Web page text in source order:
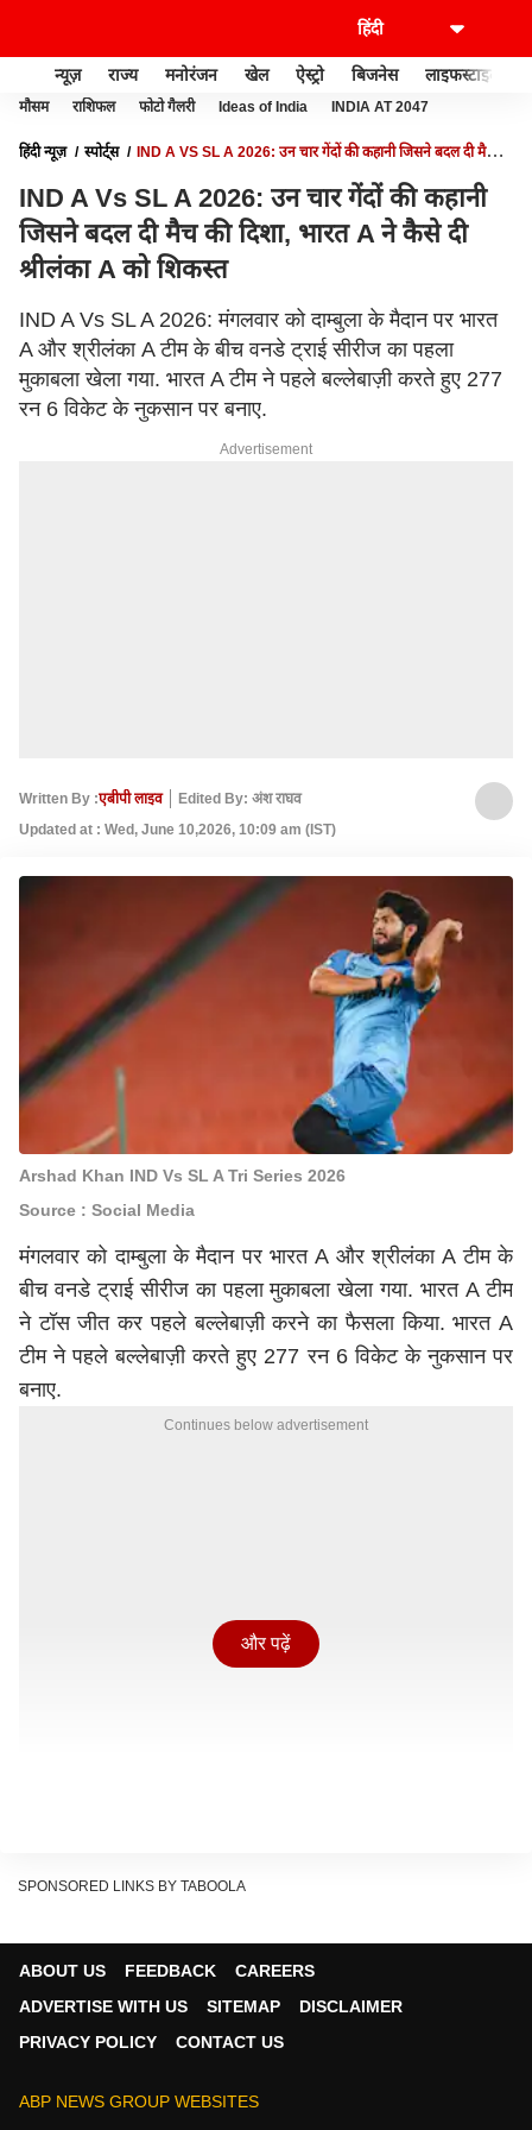
न्यूज़ राज्य मनोरंजन खेल ऐस्ट्रो बिजनेस लाइफस्टाइल
मौसम राशिफल फोटो गैलरी Ideas of India INDIA AT 2047
हिंदी न्यूज़ स्पोर्ट्स
IND A VS SL A 2026: उन चार गेंदों की कहानी जिसने बदल दी मैच की
IND A Vs SL A 2026: उन चार गेंदों की कहानी
जिसने बदल दी मैच की दिशा, भारत A ने कैसे दी
श्रीलंका A को शिकस्त
IND A Vs SL A 2026: मंगलवार को दाम्बुला के मैदान पर भारत
A और श्रीलंका A टीम के बीच वनडे ट्राई सीरीज का पहला
मुकाबला खेला गया. भारत A टीम ने पहले बल्लेबाज़ी करते हुए 277
रन 6 विकेट के नुकसान पर बनाए.
Advertisement
Written By :एबीपी लाइव
Edited By: अंश राघव
Updated at : Wed, June 10,2026, 10:09 am (IST)
Arshad Khan IND Vs SL A Tri Series 2026
Source : Social Media
मंगलवार को दाम्बुला के मैदान पर भारत A और श्रीलंका A टीम के
बीच वनडे ट्राई सीरीज का पहला मुकाबला खेला गया. भारत A टीम
ने टॉस जीत कर पहले बल्लेबाज़ी करने का फैसला किया. भारत A
टीम ने पहले बल्लेबाज़ी करते हुए 277 रन 6 विकेट के नुकसान पर
बनाए.
Continues below advertisement
श्रीलंका A टीम की पारी 269 रनों पर सिमट गई.
और पढ़ें
SPONSORED LINKS BY TABOOLA
ABOUT US FEEDBACK
CAREERS
ADVERTISE WITH US
SITEMAP
DISCLAIMER
PRIVACY POLICY
CONTACT US
ABP NEWS GROUP WEBSITES